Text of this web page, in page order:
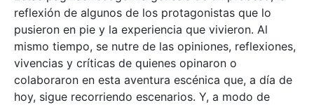
reflexión de algunos de los protagonistas que lo
pusieron en pie y la experiencia que vivieron. Al
mismo tiempo, se nutre de las opiniones, reflexiones,
vivencias y críticas de quienes opinaron o
colaboraron en esta aventura escénica que, a día de
hoy, sigue recorriendo escenarios. Y, a modo de